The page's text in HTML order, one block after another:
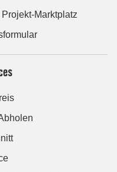
Marktplatz